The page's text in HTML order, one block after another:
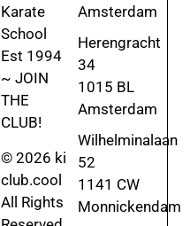
Karate
School
Est 1994
~ JOIN
THE
CLUB!
© 2026 ki
club.cool
All Rights
Amsterdam
Herengracht
34
1015 BL
Amsterdam
Wilhelminalaan
52
1141 CW
Monnickendam